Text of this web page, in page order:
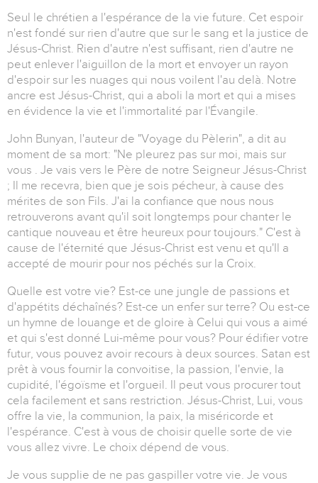
Seul le chrétien a l'espérance de la vie future. Cet espoir
n'est fondé sur rien d'autre que sur le sang et la justice de
Jésus-Christ. Rien d'autre n'est suffisant, rien d'autre ne
peut enlever l'aiguillon de la mort et envoyer un rayon
d'espoir sur les nuages qui nous voilent l'au delà. Notre
ancre est Jésus-Christ, qui a aboli la mort et qui a mises
en évidence la vie et l'immortalité par l'Évangile.
John Bunyan, l'auteur de "Voyage du Pèlerin", a dit au
moment de sa mort: "Ne pleurez pas sur moi, mais sur
vous . Je vais vers le Père de notre Seigneur Jésus-Christ
; Il me recevra, bien que je sois pécheur, à cause des
mérites de son Fils. J'ai la confiance que nous nous
retrouverons avant qu'il soit longtemps pour chanter le
cantique nouveau et être heureux pour toujours." C'est à
cause de l'éternité que Jésus-Christ est venu et qu'Il a
accepté de mourir pour nos péchés sur la Croix.
Quelle est votre vie? Est-ce une jungle de passions et
d'appétits déchaînés? Est-ce un enfer sur terre? Ou est-ce
un hymne de louange et de gloire à Celui qui vous a aimé
et qui s'est donné Lui-même pour vous? Pour édifier votre
futur, vous pouvez avoir recours à deux sources. Satan est
prêt à vous fournir la convoitise, la passion, l'envie, la
cupidité, l'égoïsme et l'orgueil. Il peut vous procurer tout
cela facilement et sans restriction. Jésus-Christ, Lui, vous
offre la vie, la communion, la paix, la miséricorde et
l'espérance. C'est à vous de choisir quelle sorte de vie
vous allez vivre. Le choix dépend de vous.
Je vous supplie de ne pas gaspiller votre vie. Je vous